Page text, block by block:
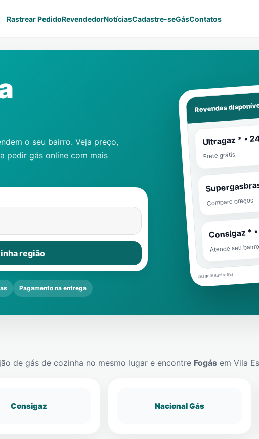
Rastrear PedidoRevendedorNotíciasCadastre-seGásContatos
o seu bairro. Veja preço,
pedir gás online com mais
região
Pagamento na entrega
Revendas
Ultragaz * •
Frete grátis
Compare preços
Consigaz *
Atende seu
Imagem ilustrativa
de gás de cozinha no mesmo lugar e encontre Fogás em Vila
Consigaz Nacional Gás